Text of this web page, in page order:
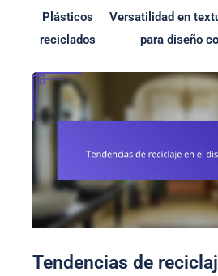
Plásticos
reciclados
Versatilidad en
para diseño
Tendencias de